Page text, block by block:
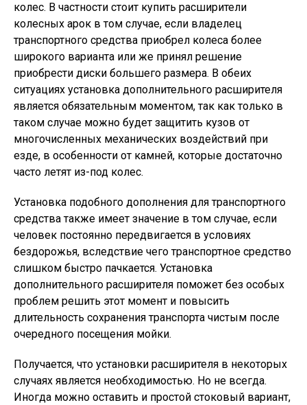
колес. В частности стоит купить расширители
колесных арок в том случае, если владелец
транспортного средства приобрел колеса более
широкого варианта или же принял решение
приобрести диски большего размера. В обеих
ситуациях установка дополнительного расширителя
является обязательным моментом, так как только в
таком случае можно будет защитить кузов от
многочисленных механических воздействий при
езде, в особенности от камней, которые достаточно
часто летят из-под колес.
Установка подобного дополнения для транспортного
средства также имеет значение в том случае, если
человек постоянно передвигается в условиях
бездорожья, вследствие чего транспортное средство
слишком быстро пачкается. Установка
дополнительного расширителя поможет без особых
проблем решить этот момент и повысить
длительность сохранения транспорта чистым после
очередного посещения мойки.
Получается, что установки расширителя в некоторых
случаях является необходимостью. Но не всегда.
Иногда можно оставить и простой стоковый вариант,